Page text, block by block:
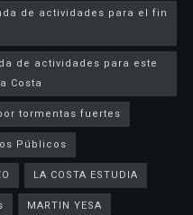
de actividades para el fin
de actividades para este
Costa
tormentas fuertes
Públicos
LA COSTA ESTUDIA
MARTIN YESA